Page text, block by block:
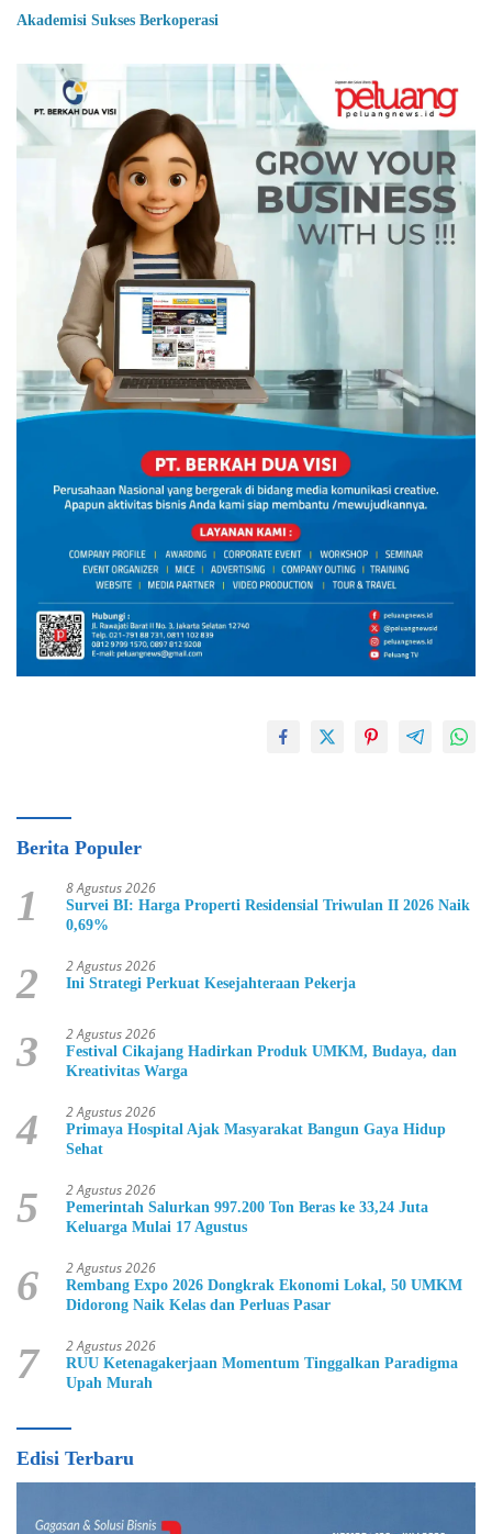
Akademisi Sukses Berkoperasi
Berita Populer
1 8 Agustus 2026
Survei BI: Harga Properti Residensial Triwulan II 2026 Naik
0,69%
2 2 Agustus 2026
Ini Strategi Perkuat Kesejahteraan Pekerja
3 2 Agustus 2026
Festival Cikajang Hadirkan Produk UMKM, Budaya, dan
Kreativitas Warga
4 2 Agustus 2026
Primaya Hospital Ajak Masyarakat Bangun Gaya Hidup
Sehat
5 2 Agustus 2026
Pemerintah Salurkan 997.200 Ton Beras ke 33,24 Juta
Keluarga Mulai 17 Agustus
6 2 Agustus 2026
Rembang Expo 2026 Dongkrak Ekonomi Lokal, 50 UMKM
Didorong Naik Kelas dan Perluas Pasar
7 2 Agustus 2026
RUU Ketenagakerjaan Momentum Tinggalkan Paradigma
Upah Murah
Edisi Terbaru